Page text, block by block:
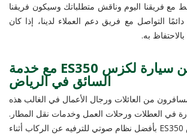
مع فريقنا اليوم وناقش متطلباتك وسيكون فريقنا
التواصل مع فريق دعم العملاء لدينا، إذا كان
به.
المزيد عن سيارة لكزس ES350 مع خدمة
السائق في الرياض
من العائلات ورجال الأعمال في الغالب هذه
في العطلات ورحلات العمل وخدمات نقل المطار.
تتمتع لكزس ES350 بأفضل نظام صوتي للترفيه عن الركاب أثناء